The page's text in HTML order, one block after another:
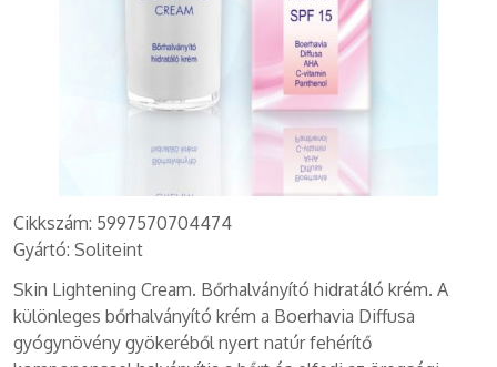
Cikkszám: 5997570704474
Gyártó: Soliteint
Skin Lightening Cream. Bőrhalványító hidratáló krém. A
különleges bőrhalványító krém a Boerhavia Diffusa
gyógynövény gyökeréből nyert natúr fehérítő